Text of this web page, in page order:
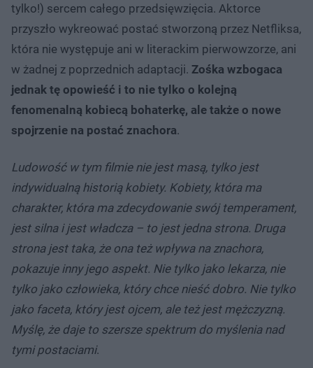
tylko!) sercem całego przedsięwzięcia. Aktorce
przyszło wykreować postać stworzoną przez Netfliksa,
która nie występuje ani w literackim pierwowzorze, ani
w żadnej z poprzednich adaptacji. Zośka wzbogaca
jednak tę opowieść i to nie tylko o kolejną
fenomenalną kobiecą bohaterkę, ale także o nowe
spojrzenie na postać znachora.
Ludowość w tym filmie nie jest masą, tylko jest
indywidualną historią kobiety. Kobiety, która ma
charakter, która ma zdecydowanie swój temperament,
jest silna i jest władcza – to jest jedna strona. Druga
strona jest taka, że ona też wpływa na znachora,
pokazuje inny jego aspekt. Nie tylko jako lekarza, nie
tylko jako człowieka, który chce nieść dobro. Nie tylko
jako faceta, który jest ojcem, ale też jest mężczyzną.
Myślę, że daje to szersze spektrum do myślenia nad
tymi postaciami.